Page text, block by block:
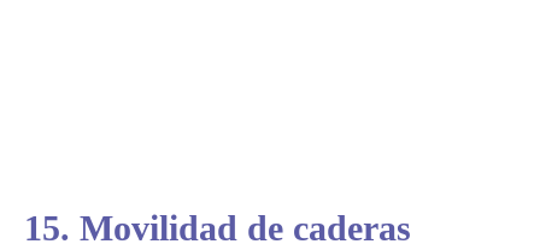
15. Movilidad de caderas